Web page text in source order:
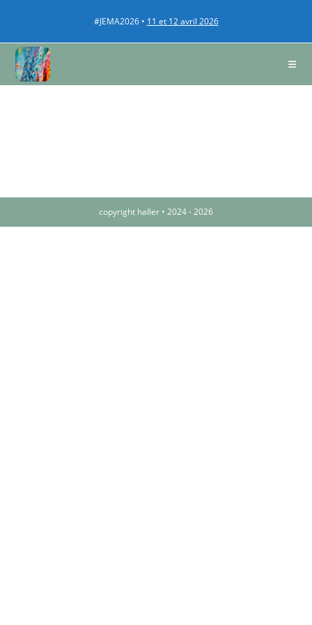
#JEMA2026 • 11 et 12 avril 2026
copyright haller • 2024 - 2026